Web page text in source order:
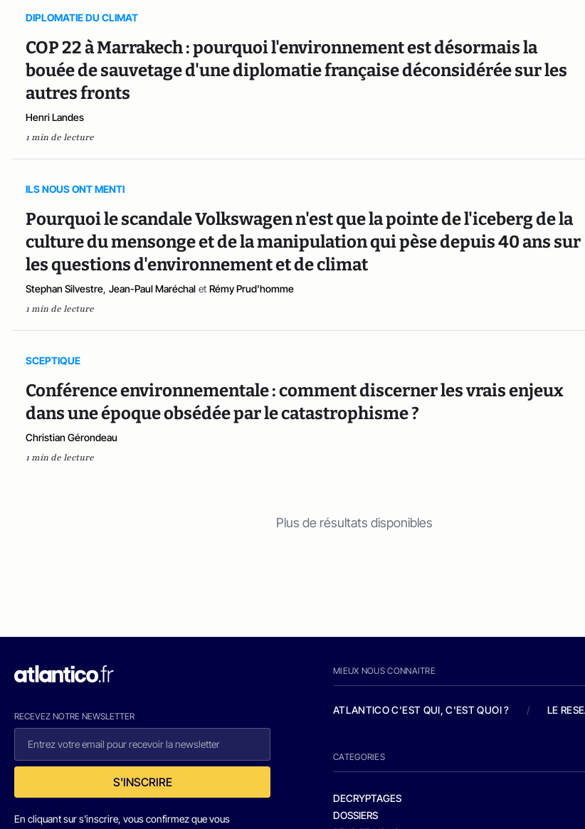
DIPLOMATIE DU CLIMAT
COP 22 à Marrakech : pourquoi l'environnement est désormais la
bouée de sauvetage d'une diplomatie française déconsidérée sur les
autres fronts
Henri Landes
1 min de lecture
ILS NOUS ONT MENTI
Pourquoi le scandale Volkswagen n'est que la pointe de l'iceberg de la
culture du mensonge et de la manipulation qui pèse depuis 40 ans sur
les questions d'environnement et de climat
Stephan Silvestre, Jean-Paul Maréchal et Rémy Prud'homme
1 min de lecture
SCEPTIQUE
Conférence environnementale : comment discerner les vrais enjeux
dans une époque obsédée par le catastrophisme ?
Christian Gérondeau
1 min de lecture
Plus de résultats disponibles
RECEVEZ NOTRE NEWSLETTER
S'INSCRIRE
En cliquant sur s'inscrire, vous confirmez que vous
MIEUX NOUS CONNAITRE
ATLANTICO C'EST QUI, C'EST QUOI ? / LE
CATEGORIES
DECRYPTAGES
DOSSIERS